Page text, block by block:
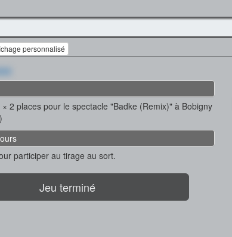
personnalisé
× 2 places pour le spectacle "Badke (Remix)" à Bobigny
participer au tirage au sort.
Jeu terminé